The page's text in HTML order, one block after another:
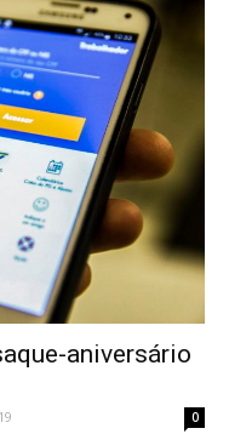
aniversário
0